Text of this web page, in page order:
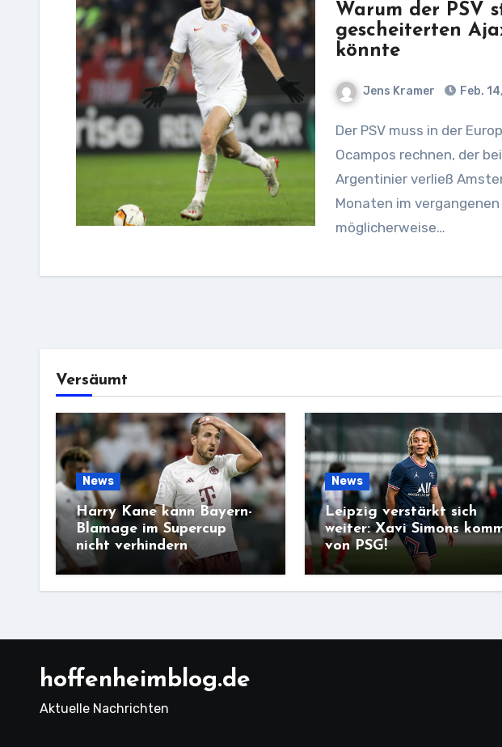
Warum der PSV
gescheiterten
könnte
Jens Kramer Feb.
Der PSV muss in der Europa League mit Lucas
Ocampos rechnen, der
Argentinier verließ
Monaten im
möglicherweise…
Versäumt
News
Harry Kane kann Bayern-
Blamage im Supercup
nicht verhindern
News
Leipzig verstärkt sich
weiter: Xavi Simons
von PSG!
hoffenheimblog.de
Aktuelle Nachrichten